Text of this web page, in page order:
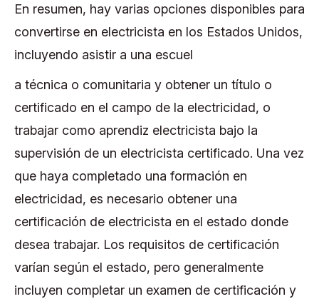
En resumen, hay varias opciones disponibles para
convertirse en electricista en los Estados Unidos,
incluyendo asistir a una escuel
a técnica o comunitaria y obtener un título o
certificado en el campo de la electricidad, o
trabajar como aprendiz electricista bajo la
supervisión de un electricista certificado. Una vez
que haya completado una formación en
electricidad, es necesario obtener una
certificación de electricista en el estado donde
desea trabajar. Los requisitos de certificación
varían según el estado, pero generalmente
incluyen completar un examen de certificación y